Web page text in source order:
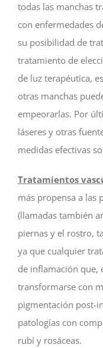
todas las manchas
con enfermedades
su posibilidad de
tratamiento de
de luz terapéutica,
otras manchas
empeorarlas. Por
láseres y otras
medidas efectivas
Tratamientos
más propensa a las
(llamadas también
piernas y el rostro,
ya que cualquier
de inflamación que,
transformarse con
pigmentación post-
patologías con
rubí y rosáceas.